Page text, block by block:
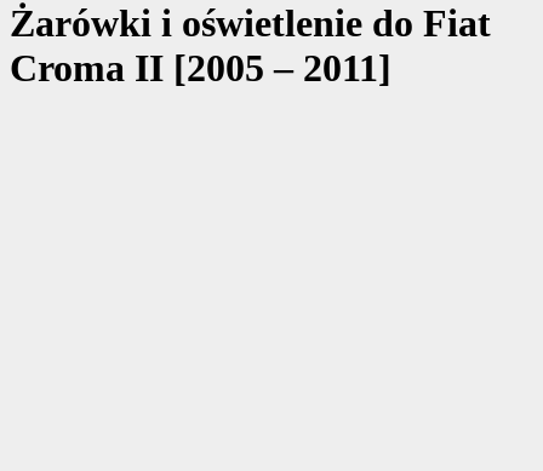
Żarówki i oświetlenie do Fiat
Croma II [2005 – 2011]